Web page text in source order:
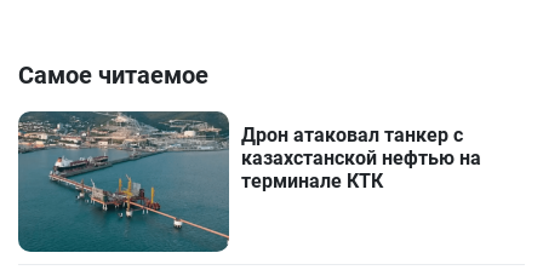
Самое читаемое
Дрон атаковал танкер с
казахстанской нефтью на
терминале КТК